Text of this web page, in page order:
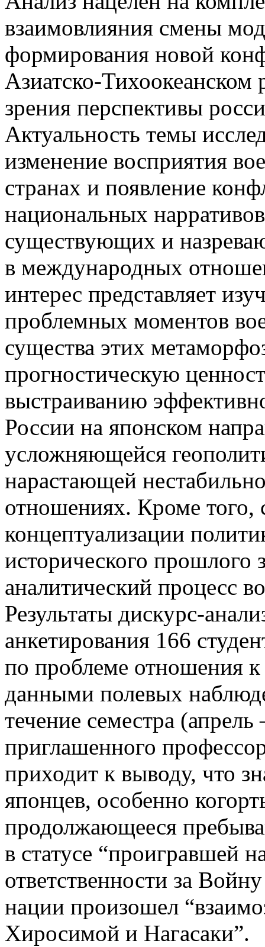
взаимовлияния смены
формирования новой
Азиатско-Тихоокеанском
зрения перспективы
Актуальность темы
изменение восприятия
странах и появление
национальных
существующих и
в международных
интерес представляет
проблемных моментов
существа этих
прогностическую
выстраиванию
России на японском
усложняющейся
нарастающей
отношениях. Кроме того,
концептуализации
исторического прошлого
аналитический процесс
Результаты дискурс-
анкетирования 166
по проблеме отношения
данными полевых
течение семестра
приглашенного
приходит к выводу, что
японцев, особенно
продолжающееся
в статусе “проигравшей
ответственности за
нации произошел
Хиросимой и Нагасаки”.